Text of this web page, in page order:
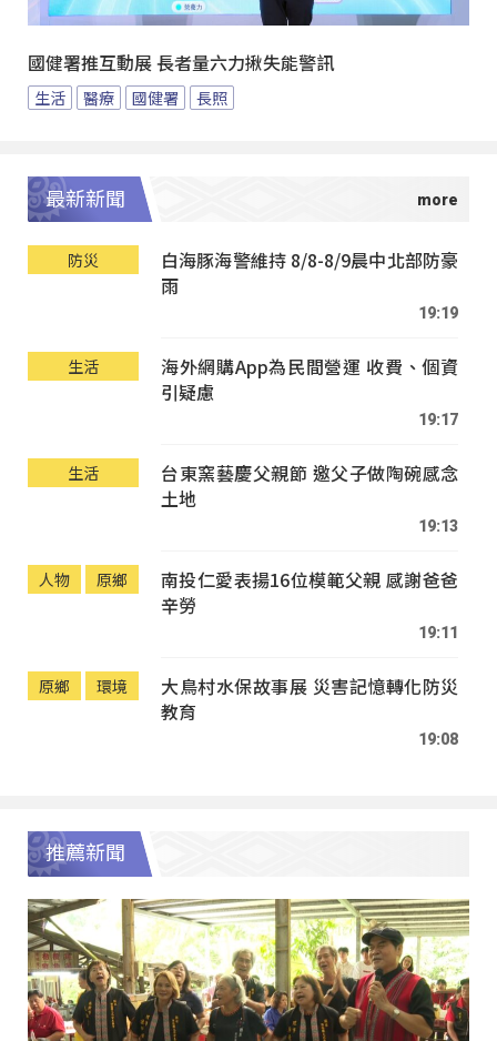
國健署推互動展 長者量六力揪失能警訊
生活 醫療 國健署 長照
最新新聞
防災
白海豚海警維持 8/8-8/9晨中北部防豪
雨
19:19
生活
海外網購App為民間營運 收費、個資
引疑慮
19:17
生活
台東窯藝慶父親節 邀父子做陶碗感念
土地
19:13
人物 原鄉
南投仁愛表揚16位模範父親 感謝爸爸
辛勞
19:11
原鄉 環境
大鳥村水保故事展 災害記憶轉化防災
教育
19:08
推薦新聞